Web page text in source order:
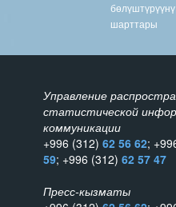
шарттары
Управление
статистической
коммуникации
+996 (312) 62 56 62;
59; +996 (312) 62 57 47
Пресс-кызматы